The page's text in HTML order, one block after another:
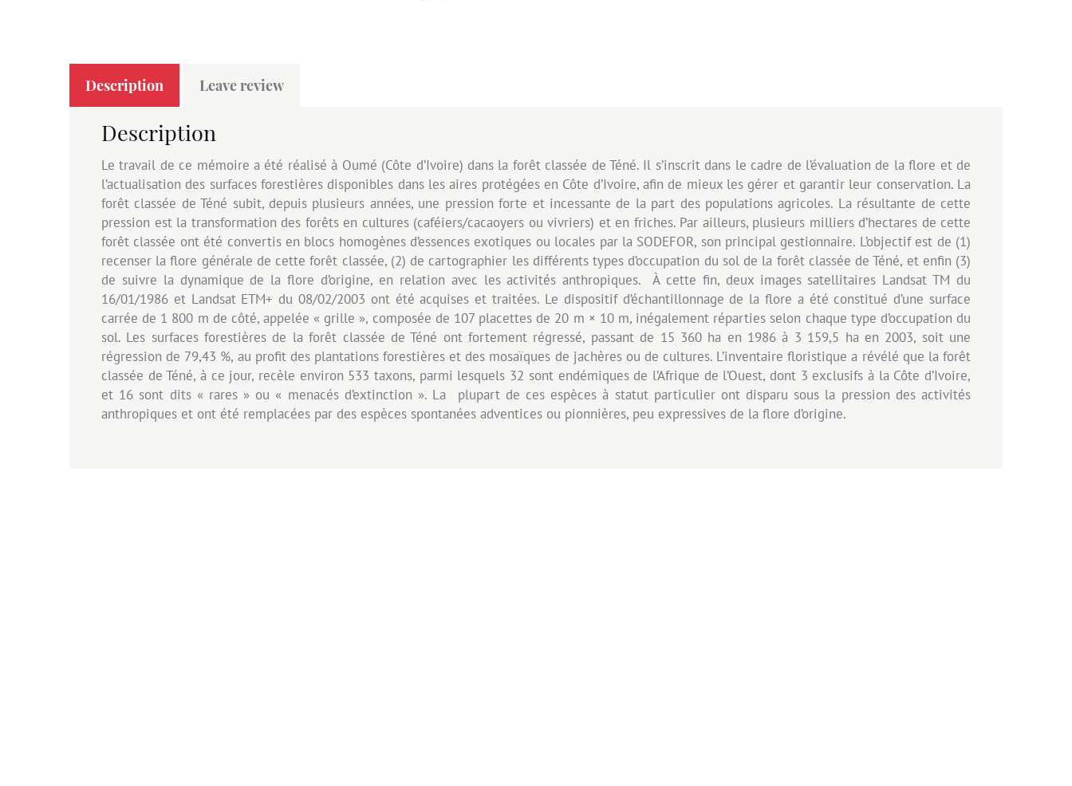
Description Leave review
Description
Le travail de ce mémoire a été réalisé à Oumé (Côte d’Ivoire) dans la forêt classée de Téné. Il s’inscrit dans le cadre de l’évaluation de la flore et de
l’actualisation des surfaces forestières disponibles dans les aires protégées en Côte d’Ivoire, afin de mieux les gérer et garantir leur conservation. La
forêt classée de Téné subit, depuis plusieurs années, une pression forte et incessante de la part des populations agricoles. La résultante de cette
pression est la transformation des forêts en cultures (caféiers/cacaoyers ou vivriers) et en friches. Par ailleurs, plusieurs milliers d’hectares de cette
forêt classée ont été convertis en blocs homogènes d’essences exotiques ou locales par la SODEFOR, son principal gestionnaire. L’objectif est de (1)
recenser la flore générale de cette forêt classée, (2) de cartographier les différents types d’occupation du sol de la forêt classée de Téné, et enfin (3)
de suivre la dynamique de la flore d’origine, en relation avec les activités anthropiques. À cette fin, deux images satellitaires Landsat TM du
16/01/1986 et Landsat ETM+ du 08/02/2003 ont été acquises et traitées. Le dispositif d’échantillonnage de la flore a été constitué d’une surface
carrée de 1 800 m de côté, appelée « grille », composée de 107 placettes de 20 m × 10 m, inégalement réparties selon chaque type d’occupation du
sol. Les surfaces forestières de la forêt classée de Téné ont fortement régressé, passant de 15 360 ha en 1986 à 3 159,5 ha en 2003, soit une
régression de 79,43 %, au profit des plantations forestières et des mosaïques de jachères ou de cultures. L’inventaire floristique a révélé que la forêt
classée de Téné, à ce jour, recèle environ 533 taxons, parmi lesquels 32 sont endémiques de l’Afrique de l’Ouest, dont 3 exclusifs à la Côte d’Ivoire,
et 16 sont dits « rares » ou « menacés d’extinction ». La plupart de ces espèces à statut particulier ont disparu sous la pression des activités
anthropiques et ont été remplacées par des espèces spontanées adventices ou pionnières, peu expressives de la flore d’origine.